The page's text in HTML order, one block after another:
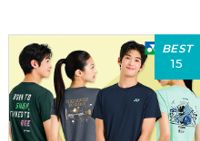
BEST
15